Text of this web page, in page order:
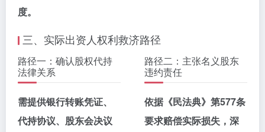
度。
三、实际出资人权利救济路径
路径一：确认股权代持
法律关系
需提供银行转账凭证、
代持协议、股东会决议
路径二：主张名义股东
违约责任
依据《民法典》第577条
要求赔偿实际损失，深